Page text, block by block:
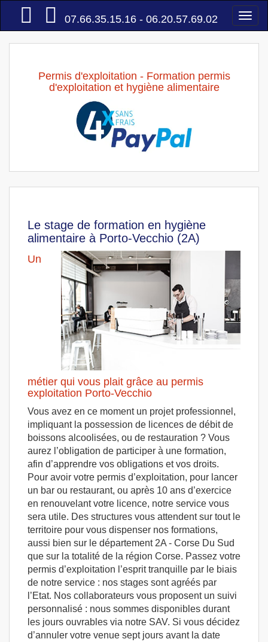
Accueil
07.66.35.15.16 - 06.20.57.69.02
Permis d'exploitation - Formation permis
d'exploitation et hygiène alimentaire
Le stage de formation en hygiène
alimentaire à Porto-Vecchio (2A)
Un
métier qui vous plait grâce au permis
exploitation Porto-Vecchio
Vous avez en ce moment un projet professionnel,
impliquant la possession de licences de débit de
boissons alcoolisées, ou de restauration ? Vous
aurez l’obligation de participer à une formation,
afin d’apprendre vos obligations et vos droits.
Pour avoir votre permis d’exploitation, pour lancer
un bar ou restaurant, ou après 10 ans d’exercice
en renouvelant votre licence, notre service vous
sera utile. Des structures vous attendent sur tout le
territoire pour vous dispenser nos formations,
aussi bien sur le département 2A - Corse Du Sud
que sur la totalité de la région Corse. Passez votre
permis d’exploitation l’esprit tranquille par le biais
de notre service : nos stages sont agréés par
l’Etat. Nos collaborateurs vous proposent un suivi
personnalisé : nous sommes disponibles durant
les jours ouvrables via notre SAV. Si vous décidez
d’annuler votre venue sept jours avant la date